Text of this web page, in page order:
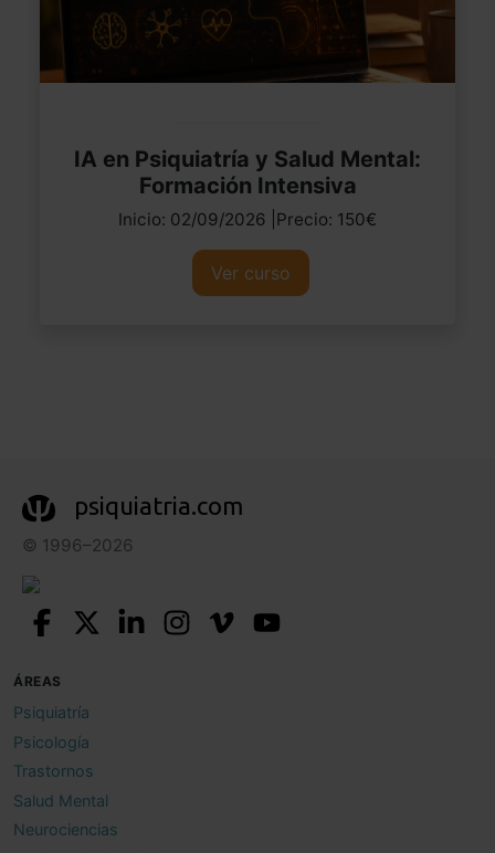
IA en Psiquiatría y Salud Mental:
Formación Intensiva
Inicio: 02/09/2026 |Precio: 150€
Ver curso
psiquiatria.com
© 1996–2026
ÁREAS
Psiquiatría
Psicología
Trastornos
Salud Mental
Neurociencias